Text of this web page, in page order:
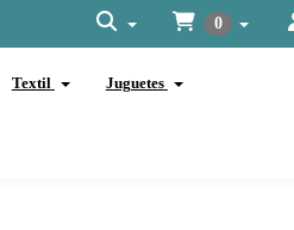
0
Textil Juguetes